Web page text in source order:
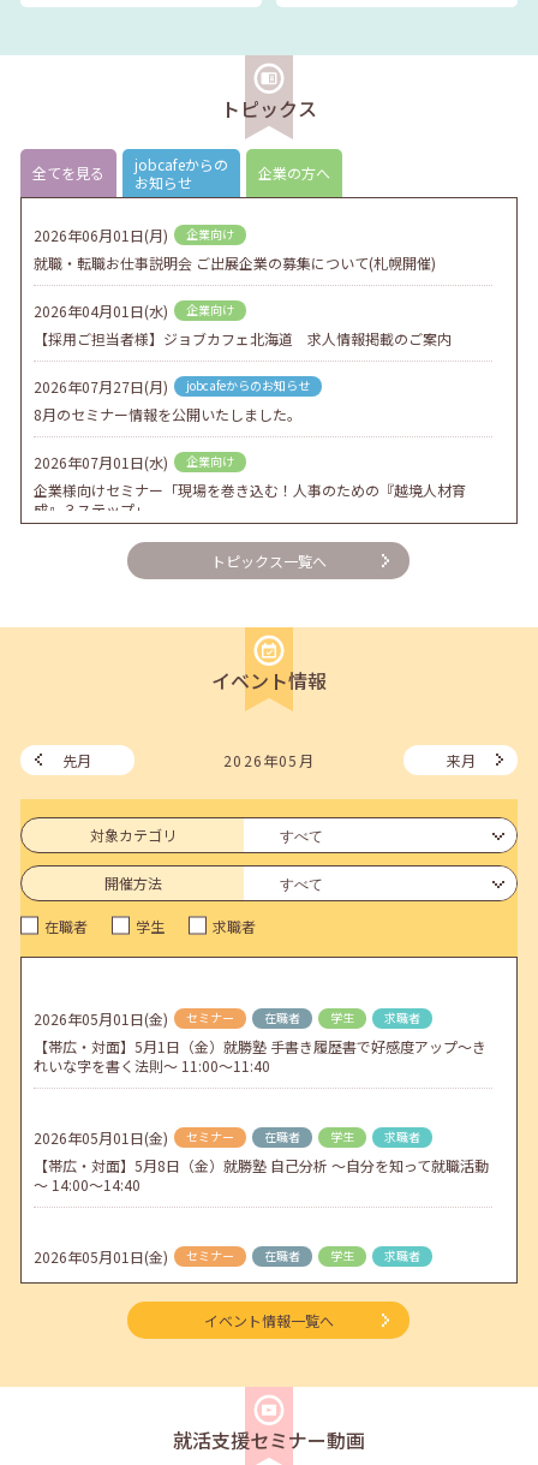
トピックス
全てを見る
jobcafeからの
お知らせ
企業の方へ
2026年06月01日(月) 企業向け
就職・転職お仕事説明会 ご出展企業の募集について(札幌開催)
2026年04月01日(水) 企業向け
【採用ご担当者様】ジョブカフェ北海道 求人情報掲載のご案内
2026年07月27日(月) jobcafeからのお知らせ
8月のセミナー情報を公開いたしました。
2026年07月01日(水) 企業向け
企業様向けセミナー「現場を巻き込む！人事のための『越境人材育
成』３ステップ」
2026年06月26日(金) jobcafeからのお知らせ
7月のセミナー情報を公開いたしました。
2026年06月03日(水) jobcafeからのお知らせ
メールカウンセリング、就職決定報告フォーム復旧いたしました。
jobcafeからのお知らせ
についてのお知らせ
2026年04月25日(土) jobcafeからのお知らせ
5月のセミナー情報を公開いたしました。
2026年04月02日(木) jobcafeからのお知らせ
2026年04月01日(水) jobcafeからのお知らせ
地方拠点臨時閉所のお知らせ
トピックス一覧へ
イベント情報
先月 2026年05月 来月
対象カテゴリ
開催方法
在職者 学生 求職者
2026年05月01日(金) セミナー 在職者 学生 求職者
【帯広・対面】5月1日（金）就勝塾 手書き履歴書で好感度アップ～き
れいな字を書く法則～ 11:00～11:40
2026年05月01日(金) セミナー 在職者 学生 求職者
【帯広・対面】5月8日（金）就勝塾 自己分析 ～自分を知って就職活動
～ 14:00～14:40
2026年05月01日(金) セミナー 在職者 学生 求職者
【函館・対面】5月13日（水）就勝塾 採用につなげる応募書類の書き
方-Ⅰ 13:30～14:30
【釧路・対面】5月14日（木）就勝塾 自信を持って面接に行こう！
イベント情報一覧へ
就活支援セミナー動画